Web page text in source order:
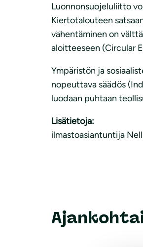
Luonnonsuojeluliitto
Kiertotalouteen
vähentäminen on
aloitteeseen (Circular
Ympäristön ja
nopeuttava säädös
luodaan puhtaan
Lisätietoja:
ilmastoasiantuntija